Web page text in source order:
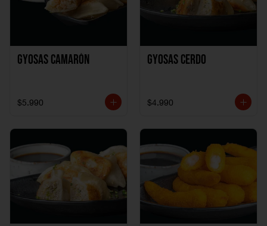
Gyosas Camarón
$5.990
Gyosas Cerdo
$4.990